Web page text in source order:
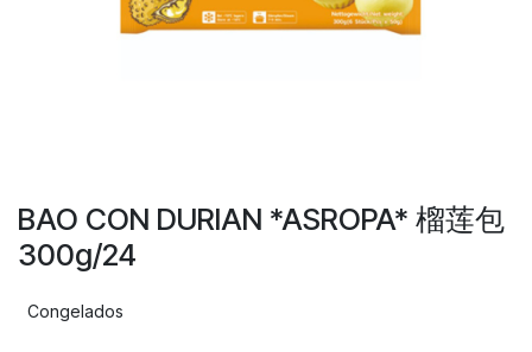
BAO CON DURIAN *ASROPA* 榴莲包
300g/24
Congelados